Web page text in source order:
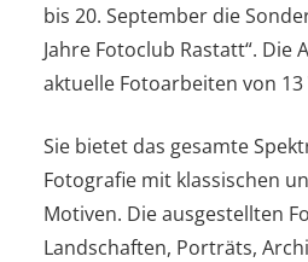
bis 20. September die
Jahre Fotoclub Rastatt“. Die
aktuelle Fotoarbeiten von
Sie bietet das gesamte
Fotografie mit klassischen
Motiven. Die ausgestellten
Landschaften, Porträts,